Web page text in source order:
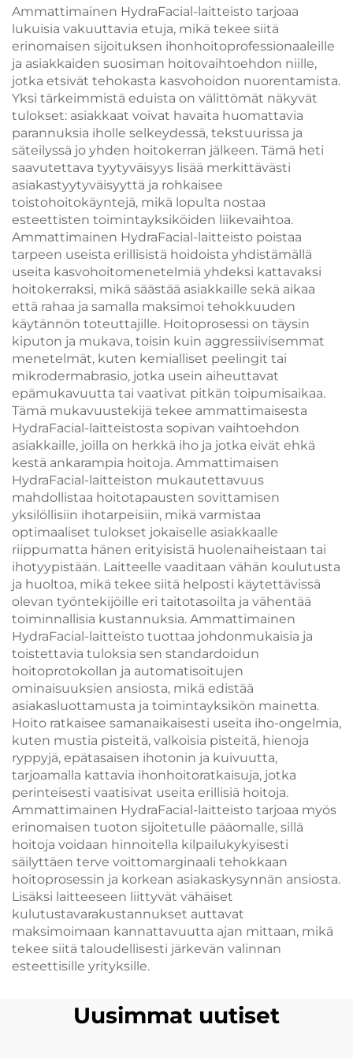
kohdealue kasvoille ja
keholle, hieronta- ja
kauneuslaitteisto
Ammattimainen HydraFacial-laitteisto tarjoaa
lukuisia vakuuttavia etuja, mikä tekee siitä
erinomaisen sijoituksen ihonhoitoprofessionaaleille
ja asiakkaiden suosiman hoitovaihtoehdon niille,
jotka etsivät tehokasta kasvohoidon nuorentamista.
Yksi tärkeimmistä eduista on välittömät näkyvät
tulokset: asiakkaat voivat havaita huomattavia
parannuksia iholle selkeydessä, tekstuurissa ja
säteilyssä jo yhden hoitokerran jälkeen. Tämä heti
saavutettava tyytyväisyys lisää merkittävästi
asiakastyytyväisyyttä ja rohkaisee
toistohoitokäyntejä, mikä lopulta nostaa
esteettisten toimintayksiköiden liikevaihtoa.
Ammattimainen HydraFacial-laitteisto poistaa
tarpeen useista erillisistä hoidoista yhdistämällä
useita kasvohoitomenetelmiä yhdeksi kattavaksi
hoitokerraksi, mikä säästää asiakkaille sekä aikaa
että rahaa ja samalla maksimoi tehokkuuden
käytännön toteuttajille. Hoitoprosessi on täysin
kiputon ja mukava, toisin kuin aggressiivisemmat
menetelmät, kuten kemialliset peelingit tai
mikrodermabrasio, jotka usein aiheuttavat
epämukavuutta tai vaativat pitkän toipumisaikaa.
Tämä mukavuustekijä tekee ammattimaisesta
HydraFacial-laitteistosta sopivan vaihtoehdon
asiakkaille, joilla on herkkä iho ja jotka eivät ehkä
kestä ankarampia hoitoja. Ammattimaisen
HydraFacial-laitteiston mukautettavuus
mahdollistaa hoitotapausten sovittamisen
yksilöllisiin ihotarpeisiin, mikä varmistaa
optimaaliset tulokset jokaiselle asiakkaalle
riippumatta hänen erityisistä huolenaiheistaan tai
ihotyypistään. Laitteelle vaaditaan vähän koulutusta
ja huoltoa, mikä tekee siitä helposti käytettävissä
olevan työntekijöille eri taitotasoilta ja vähentää
toiminnallisia kustannuksia. Ammattimainen
HydraFacial-laitteisto tuottaa johdonmukaisia ja
toistettavia tuloksia sen standardoidun
hoitoprotokollan ja automatisoitujen
ominaisuuksien ansiosta, mikä edistää
asiakasluottamusta ja toimintayksikön mainetta.
Hoito ratkaisee samanaikaisesti useita iho-ongelmia,
kuten mustia pisteitä, valkoisia pisteitä, hienoja
ryppyjä, epätasaisen ihotonin ja kuivuutta,
tarjoamalla kattavia ihonhoitoratkaisuja, jotka
perinteisesti vaatisivat useita erillisiä hoitoja.
Ammattimainen HydraFacial-laitteisto tarjoaa myös
erinomaisen tuoton sijoitetulle pääomalle, sillä
hoitoja voidaan hinnoitella kilpailukykyisesti
säilyttäen terve voittomarginaali tehokkaan
hoitoprosessin ja korkean asiakaskysynnän ansiosta.
Lisäksi laitteeseen liittyvät vähäiset
kulutustavarakustannukset auttavat
maksimoimaan kannattavuutta ajan mittaan, mikä
tekee siitä taloudellisesti järkevän valinnan
esteettisille yrityksille.
Uusimmat uutiset